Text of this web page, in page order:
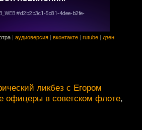
аудиоверсия вконтакте rutube дзен
ликбез с Егором
офицеры в советском флоте,